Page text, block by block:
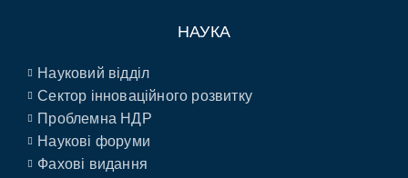
НАУКА
Науковий відділ
Сектор інноваційного розвитку
Проблемна НДР
Наукові форуми
Фахові видання